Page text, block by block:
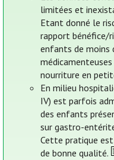
limitées et
Etant donné le
rapport bénéfice/
enfants de moins
nourriture en
En milieu
IV) est parfois
des enfants
sur gastro-
Cette pratique
de bonne qualité.